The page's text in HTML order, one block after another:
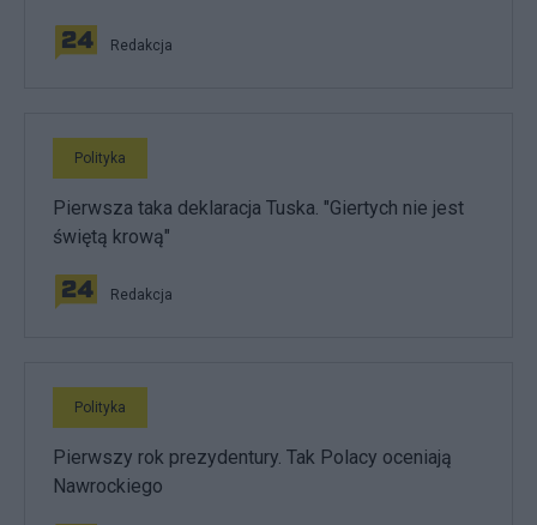
Redakcja
Polityka
Pierwsza taka deklaracja Tuska. "Giertych nie jest
świętą krową"
Redakcja
Polityka
Pierwszy rok prezydentury. Tak Polacy oceniają
Nawrockiego